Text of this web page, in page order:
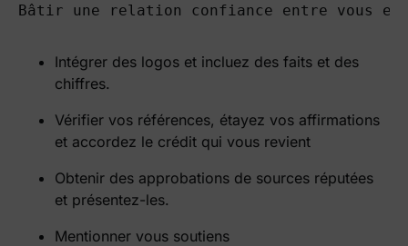
Bâtir une relation confiance entre vous et
Intégrer des logos et incluez des faits et des
chiffres.
Vérifier vos références, étayez vos affirmations
et accordez le crédit qui vous revient
Obtenir des approbations de sources réputées
et présentez-les.
Mentionner vous soutiens